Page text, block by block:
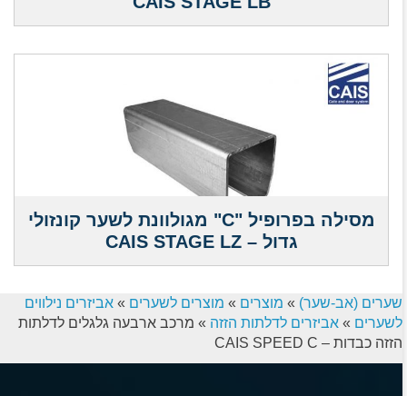
מסילה בפרופיל "C" מגולוונת לשער קונזולי
גדול – CAIS STAGE LZ
שערים (אב-שער) » מוצרים » מוצרים לשערים » אביזרים נילווים
לשערים » אביזרים לדלתות הזזה » מרכב ארבעה גלגלים לדלתות
הזזה כבדות – CAIS SPEED C